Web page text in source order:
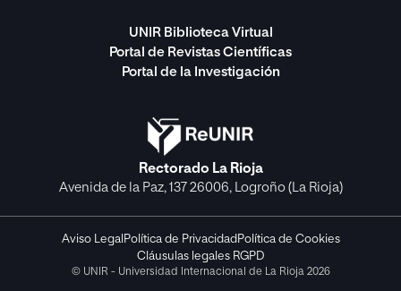
UNIR Biblioteca Virtual
Portal de Revistas Científicas
Portal de la Investigación
Rectorado La Rioja
Avenida de la Paz, 137 26006, Logroño (La Rioja)
Aviso Legal Política de Privacidad Política de Cookies
Cláusulas legales RGPD
© UNIR - Universidad Internacional de La Rioja 2026